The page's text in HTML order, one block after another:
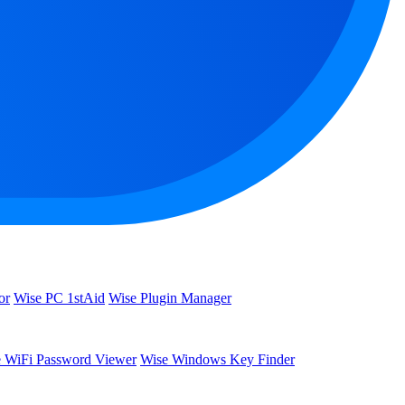
Wise PC 1stAid Wise Plugin Manager
WiFi Password Viewer Wise Windows Key Finder